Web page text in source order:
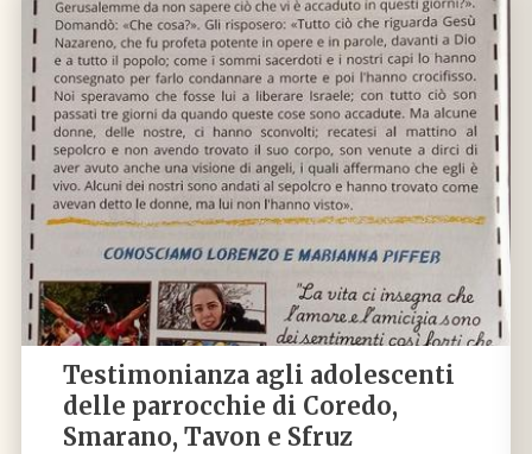
Testimonianza agli adolescenti
delle parrocchie di Coredo,
Smarano, Tavon e Sfruz